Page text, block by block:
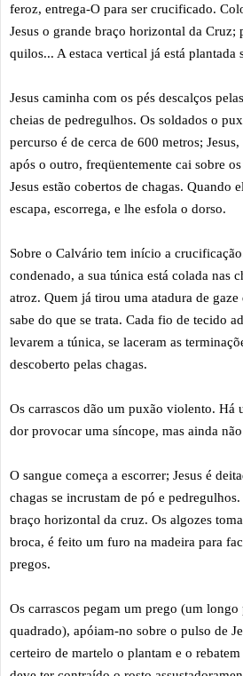
feroz, entrega-O para ser crucificado.
Jesus o grande braço horizontal da Cruz;
quilos... A estaca vertical já está plantada
Jesus caminha com os pés descalços
cheias de pedregulhos. Os soldados o
percurso é de cerca de 600 metros;
após o outro, freqüentemente cai sobre
Jesus estão cobertos de chagas. Quando
escapa, escorrega, e lhe esfola o dorso.
Sobre o Calvário tem início a
condenado, a sua túnica está colada nas
atroz. Quem já tirou uma atadura de
sabe do que se trata. Cada fio de tecido
levarem a túnica, se laceram as
descoberto pelas chagas.
Os carrascos dão um puxão violento. Há
dor provocar uma síncope, mas ainda
O sangue começa a escorrer; Jesus é
chagas se incrustam de pó e
braço horizontal da cruz. Os algozes
broca, é feito um furo na madeira para
pregos.
Os carrascos pegam um prego (um
quadrado), apóiam-no sobre o pulso de
certeiro de martelo o plantam e o rebatem